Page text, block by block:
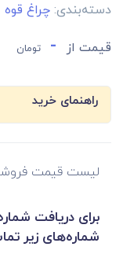
دسته‌بندی: چراغ قوه
قیمت از - تومان
راهنمای خرید
لیست قیمت
برای دریافت
شماره‌های زیر